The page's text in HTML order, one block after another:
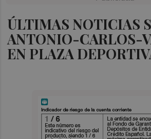
ÚLTIMAS NOTICIAS
ANTONIO-CARLOS-
EN PLAZA